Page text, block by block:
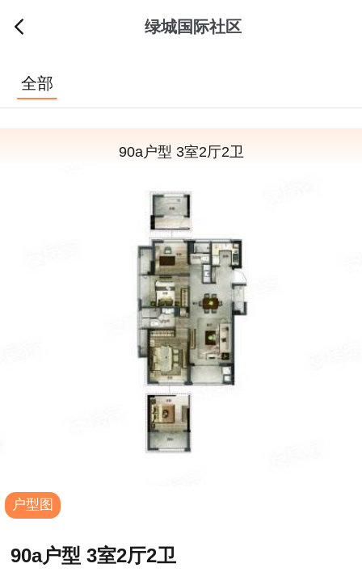
绿城国际社区
全部
90a户型 3室2厅2卫
户型图
90a户型 3室2厅2卫